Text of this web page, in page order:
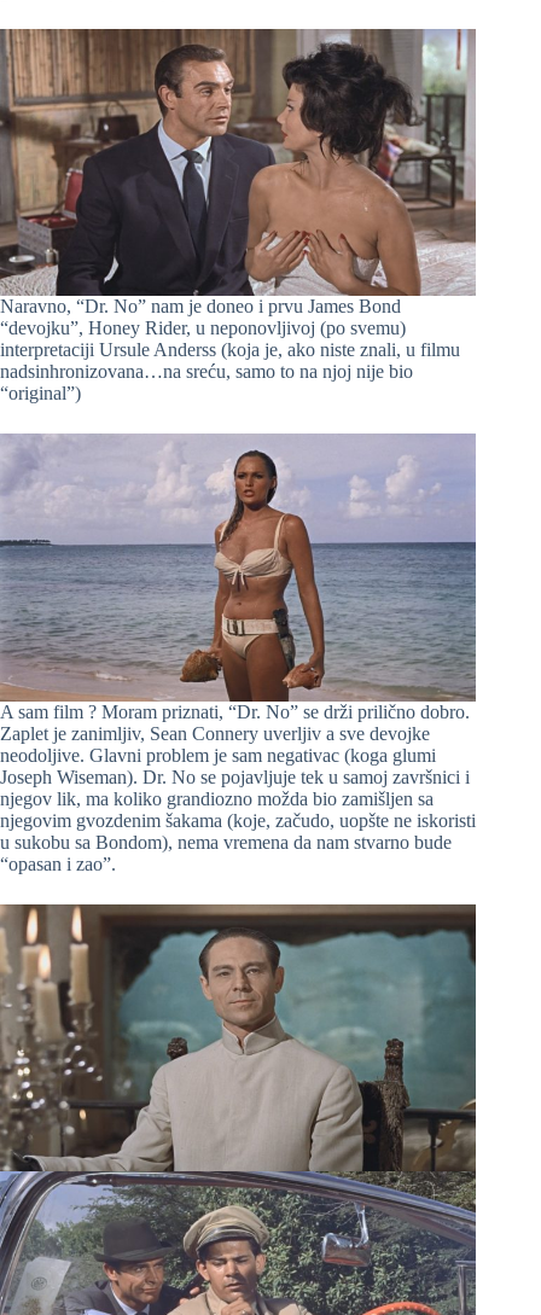
Naravno, “Dr. No” nam je doneo i prvu James Bond
“devojku”, Honey Rider, u neponovljivoj (po svemu)
interpretaciji Ursule Anderss (koja je, ako niste znali, u filmu
nadsinhronizovana…na sreću, samo to na njoj nije bio
“original”)
A sam film ? Moram priznati, “Dr. No” se drži prilično dobro.
Zaplet je zanimljiv, Sean Connery uverljiv a sve devojke
neodoljive. Glavni problem je sam negativac (koga glumi
Joseph Wiseman). Dr. No se pojavljuje tek u samoj završnici i
njegov lik, ma koliko grandiozno možda bio zamišljen sa
njegovim gvozdenim šakama (koje, začudo, uopšte ne iskoristi
u sukobu sa Bondom), nema vremena da nam stvarno bude
“opasan i zao”.